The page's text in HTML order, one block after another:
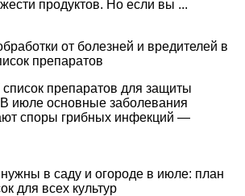
продуктов. Но если вы ...
от болезней и вредителей в
препаратов
препаратов для защиты
июле основные заболевания
споры грибных инфекций —
в саду и огороде в июле: план
для всех культур